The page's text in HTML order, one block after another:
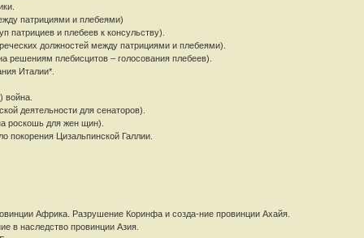
патрициями и плебеями)
патрициев и плебеев к консульству).
должностей между патрициями и плебеями).
решениям плебисцитов – голосования плебеев).
Италии*.
война.
деятельности для сенаторов).
роскошь для жен щин).
покорения Цизальпинской Галлии.
Африка. Разрушение Коринфа и созда-ние провинции Ахайя.
в наследство провинции Азия.